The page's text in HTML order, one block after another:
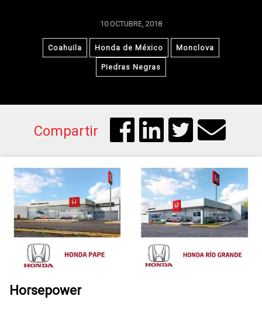
10 OCTUBRE, 2018
Coahuila Honda de México Monclova
Piedras Negras
Compartir
Horsepower